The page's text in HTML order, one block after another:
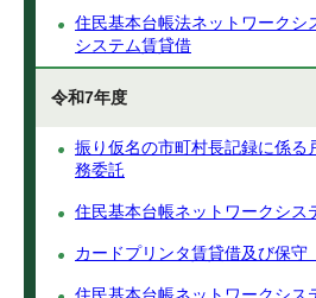
住民基本台帳法ネットワークシ
システム賃貸借
令和7年度
振り仮名の市町村長記録に係る
務委託
住民基本台帳ネットワークシス
カードプリンタ賃貸借及び保守